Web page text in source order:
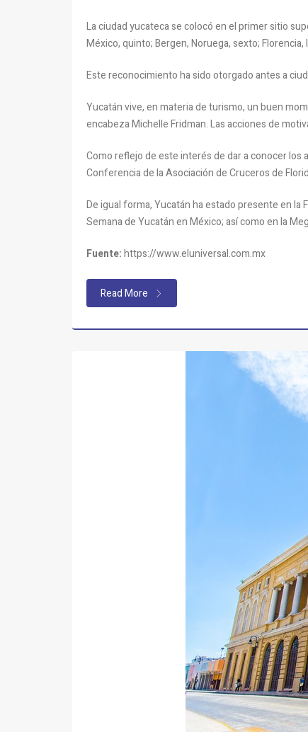
La ciudad yucateca se colocó en el primer sitio
México, quinto; Bergen, Noruega, sexto;
Este reconocimiento ha sido otorgado antes a
Yucatán vive, en materia de turismo, un buen
encabeza Michelle Fridman. Las acciones de
Como reflejo de este interés de dar a conocer los
Conferencia de la Asociación de Cruceros de
De igual forma, Yucatán ha estado presente en la
Semana de Yucatán en México; así como en la
Fuente:https://www.eluniversal.com.mx
Read More